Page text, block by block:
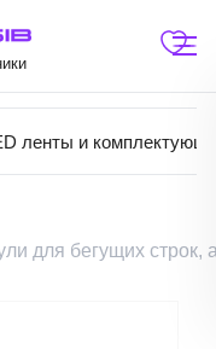
ленты и
для бегущих строк,